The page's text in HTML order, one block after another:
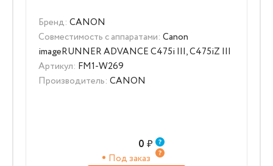
Бренд: CANON
Совместимость с аппаратами: Canon
imageRUNNER ADVANCE C475i III, C475iZ III
Артикул: FM1-W269
Производитель: CANON
0 ₽
Под заказ